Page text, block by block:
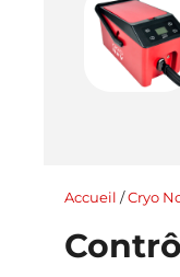
Accueil /Cryo